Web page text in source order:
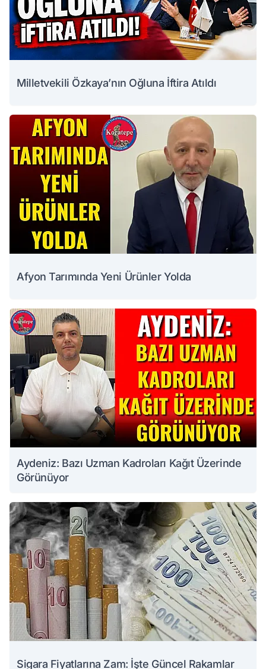
Milletvekili Özkaya’nın Oğluna İftira Atıldı
Afyon Tarımında Yeni Ürünler Yolda
Aydeniz: Bazı Uzman Kadroları Kağıt Üzerinde
Görünüyor
Sigara Fiyatlarına Zam: İşte Güncel Rakamlar